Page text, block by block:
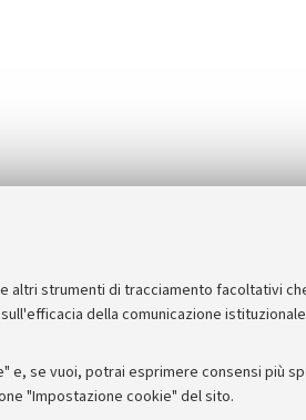
strumenti di tracciamento facoltativi
della comunicazione
se vuoi, potrai esprimere consensi più
"Impostazione cookie" del sito.